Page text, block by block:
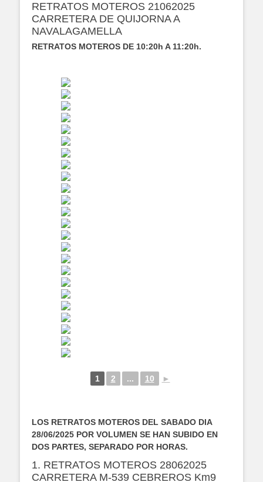
RETRATOS MOTEROS 21062025
CARRETERA DE QUIJORNA A
NAVALAGAMELLA
RETRATOS MOTEROS DE 10:20h A 11:20h.
1 2 ... 10 ►
LOS RETRATOS MOTEROS DEL SABADO DIA
28/06/2025 POR VOLUMEN SE HAN SUBIDO EN
DOS PARTES, SEPARADO POR HORAS.
1. RETRATOS MOTEROS 28062025
CARRETERA M-539 CEBREROS Km9